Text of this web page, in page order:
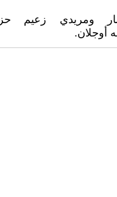
ومريدي زعيم
أوجلان.